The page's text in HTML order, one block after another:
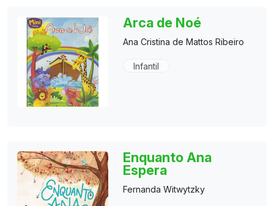
Arca de Noé
Ana Cristina de Mattos Ribeiro
Infantil
Enquanto Ana
Espera
Fernanda Witwytzky